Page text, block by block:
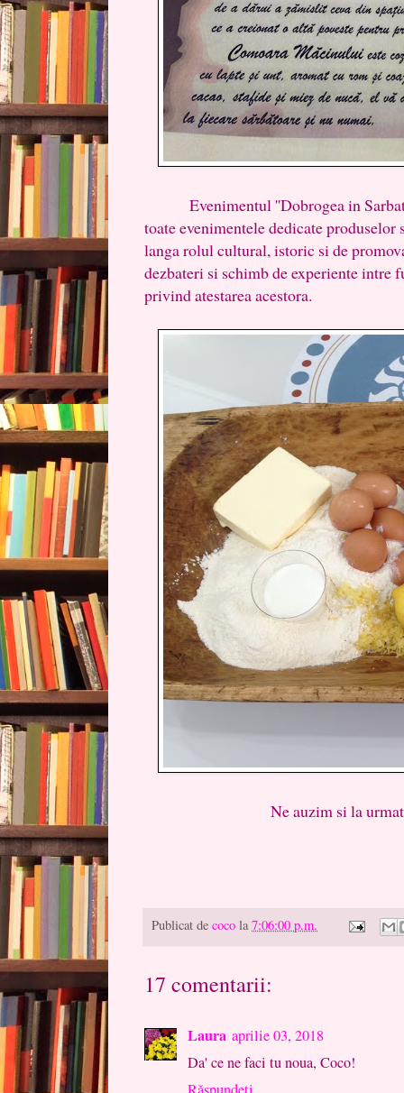
Evenimentul ''Dobrogea in
toate evenimentele dedicate
langa rolul cultural, istoric si de
dezbateri si schimb de experiente intre
privind atestarea acestora.
Ne auzim si la
Publicat de coco la7:06:00 p.m.
17 comentarii:
Laura aprilie 03, 2018
Da' ce ne faci tu noua, Coco!